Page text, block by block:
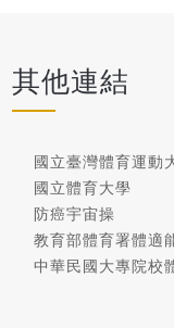
其他連結
國立臺灣體育運動
國立體育大學
防癌宇宙操
教育部體育署體適
中華民國大專院校